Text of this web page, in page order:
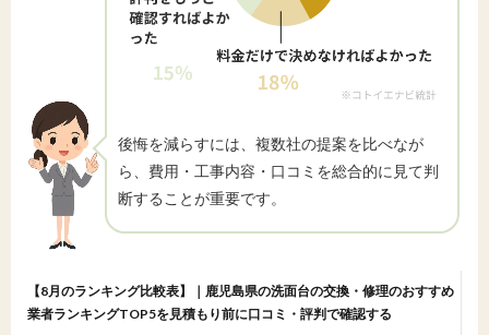
後悔を減らすには、複数社の提案を比べなが
ら、費用・工事内容・口コミを総合的に見て判
断することが重要です。
【8月のランキング比較表】｜鹿児島県の洗面台の交換・修理のおすすめ
業者ランキングTOP5を見積もり前に口コミ・評判で確認する